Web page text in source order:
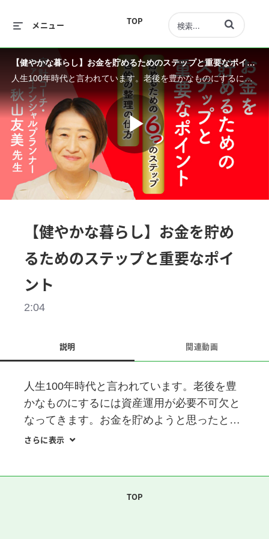
TOP
メニュー 動画の検索語句
【健やかな暮らし】お金を貯めるためのステップと重要なポイント
人生100年時代と言われています。老後を豊かなものにするには資産運用が必要不可欠となってきます。お金を貯めようと思ったときに何から始めていますか？ お金を貯めるステップと重要なポイントをお伝えします。
Play
【健やかな暮らし】お金を貯め
るためのステップと重要なポイ
ント
2:04
説明 関連動画
人生100年時代と言われています。老後を豊
かなものにするには資産運用が必要不可欠と
なってきます。お金を貯めようと思ったとき
に何から始めていますか？　お金を貯めるス
さらに表示
TOP